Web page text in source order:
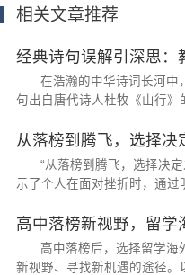
相关文章推荐
经典诗句误解引深思：
在浩瀚的中华诗词长河中
句出自唐代诗人杜牧《山行》
从落榜到腾飞，选择决
“从落榜到腾飞，选择决定
示了个人在面对挫折时，通过
高中落榜新视野，留学
高中落榜后，选择留学海
新视野、寻找新机遇的途径。